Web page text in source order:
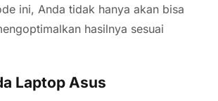
ini, Anda tidak hanya akan bisa
hasilnya sesuai
Laptop Asus